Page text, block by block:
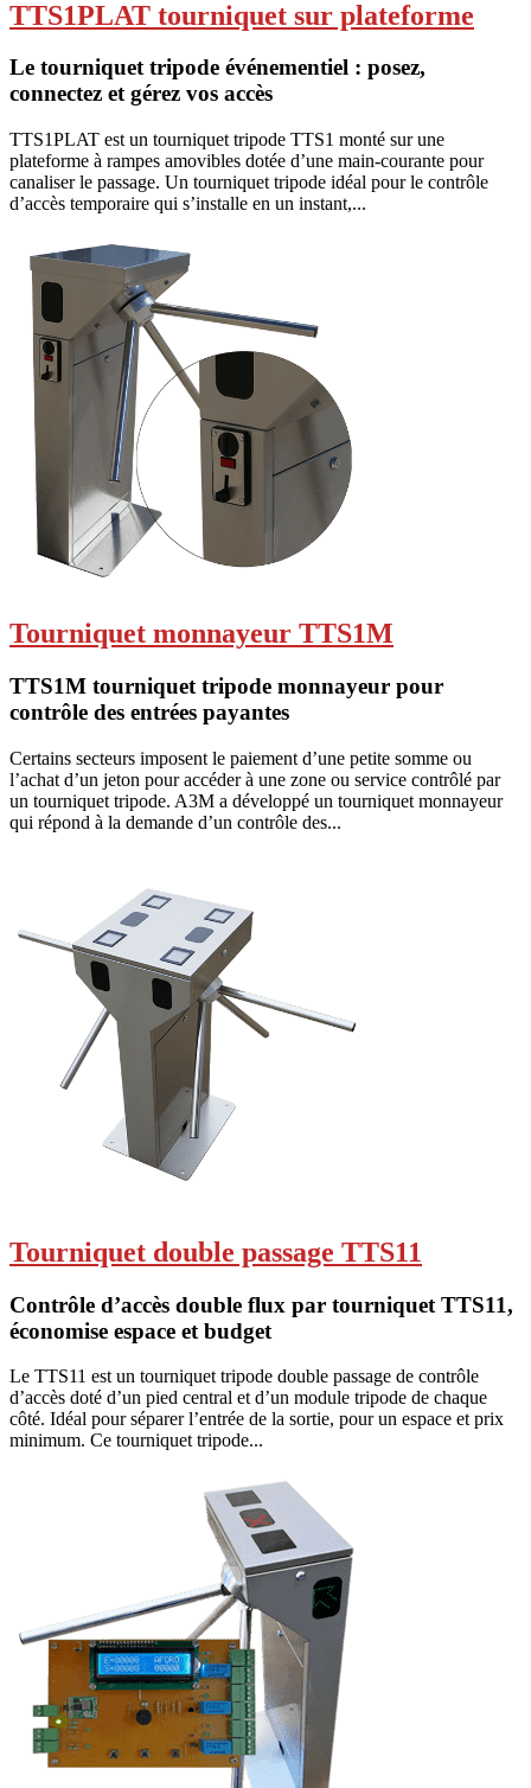
TTS1PLAT tourniquet sur plateforme
Le tourniquet tripode événementiel : posez,
connectez et gérez vos accès
TTS1PLAT est un tourniquet tripode TTS1 monté sur une
plateforme à rampes amovibles dotée d’une main-courante pour
canaliser le passage. Un tourniquet tripode idéal pour le contrôle
d’accès temporaire qui s’installe en un instant,...
Tourniquet monnayeur TTS1M
TTS1M tourniquet tripode monnayeur pour
contrôle des entrées payantes
Certains secteurs imposent le paiement d’une petite somme ou
l’achat d’un jeton pour accéder à une zone ou service contrôlé par
un tourniquet tripode. A3M a développé un tourniquet monnayeur
qui répond à la demande d’un contrôle des...
Tourniquet double passage TTS11
Contrôle d’accès double flux par tourniquet TTS11,
économise espace et budget
Le TTS11 est un tourniquet tripode double passage de contrôle
d’accès doté d’un pied central et d’un module tripode de chaque
côté. Idéal pour séparer l’entrée de la sortie, pour un espace et prix
minimum. Ce tourniquet tripode...